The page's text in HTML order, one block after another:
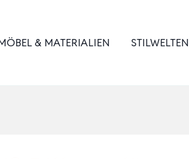
& MATERIALIEN STILWELTEN